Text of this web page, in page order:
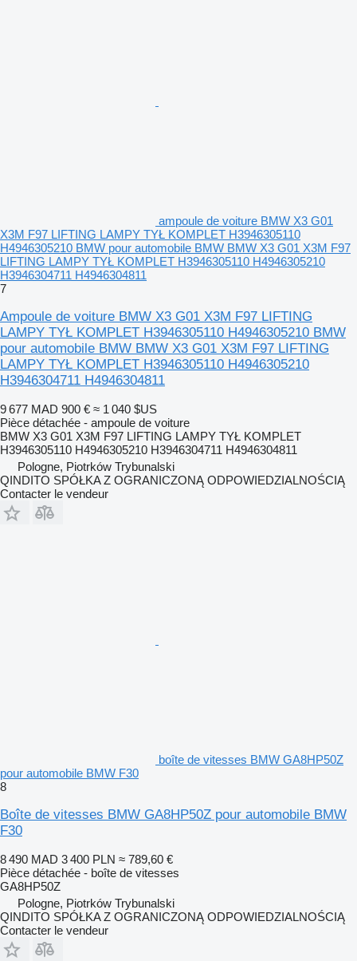
ampoule de voiture BMW X3 G01
X3M F97 LIFTING LAMPY TYŁ KOMPLET H3946305110
H4946305210 BMW pour automobile BMW BMW X3 G01 X3M F97
LIFTING LAMPY TYŁ KOMPLET H3946305110 H4946305210
H3946304711 H4946304811
7
Ampoule de voiture BMW X3 G01 X3M F97 LIFTING
LAMPY TYŁ KOMPLET H3946305110 H4946305210 BMW
pour automobile BMW BMW X3 G01 X3M F97 LIFTING
LAMPY TYŁ KOMPLET H3946305110 H4946305210
H3946304711 H4946304811
9 677 MAD 900 € ≈ 1 040 $US
Pièce détachée - ampoule de voiture
BMW X3 G01 X3M F97 LIFTING LAMPY TYŁ KOMPLET
H3946305110 H4946305210 H3946304711 H4946304811
Pologne, Piotrków Trybunalski
QINDITO SPÓŁKA Z OGRANICZONĄ ODPOWIEDZIALNOŚCIĄ
Contacter le vendeur
boîte de vitesses BMW GA8HP50Z
pour automobile BMW F30
8
Boîte de vitesses BMW GA8HP50Z pour automobile BMW
F30
8 490 MAD 3 400 PLN ≈ 789,60 €
Pièce détachée - boîte de vitesses
GA8HP50Z
Pologne, Piotrków Trybunalski
QINDITO SPÓŁKA Z OGRANICZONĄ ODPOWIEDZIALNOŚCIĄ
Contacter le vendeur